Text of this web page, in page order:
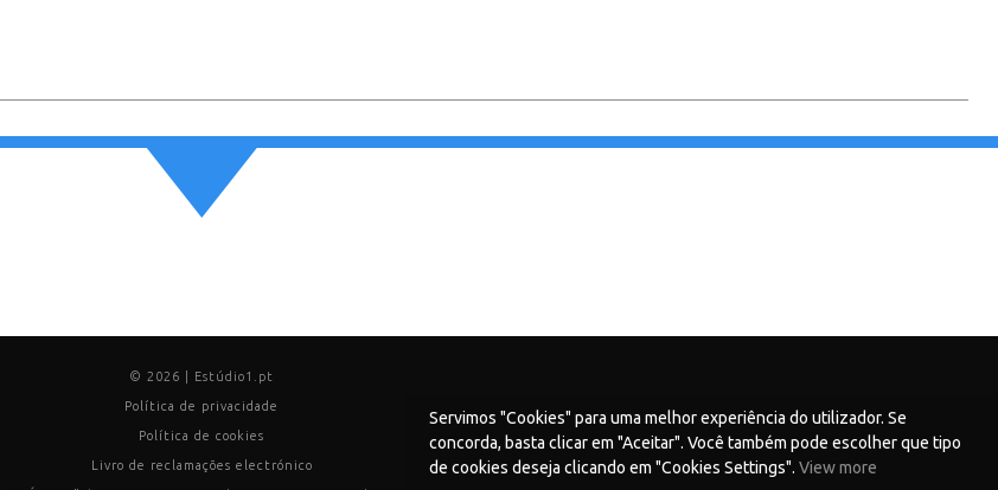
© 2026 | Estúdio1.pt
Política de privacidade
Política de cookies
Livro de reclamações electrónico
Servimos "Cookies" para uma melhor experiência do utilizador. Se
concorda, basta clicar em "Aceitar". Você também pode escolher que tipo
de cookies deseja clicando em "Cookies Settings". View more